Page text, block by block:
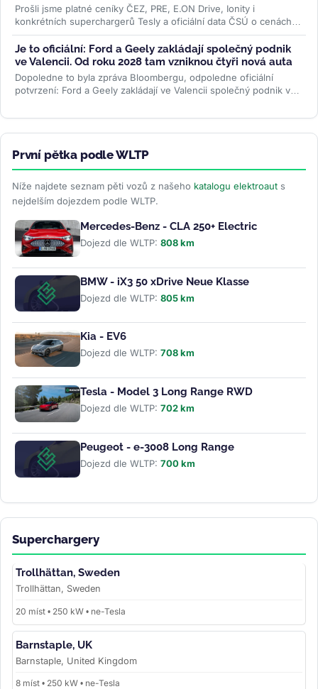
Prošli jsme platné ceníky ČEZ, PRE, E.ON Drive, Ionity i
konkrétních superchargerů Tesly a oficiální data ČSÚ o cenách
paliv. Rozdíl je...>>
Je to oficiální: Ford a Geely zakládají společný podnik
ve Valencii. Od roku 2028 tam vzniknou čtyři nová auta
Dopoledne to byla zpráva Bloombergu, odpoledne oficiální
potvrzení: Ford a Geely zakládají ve Valencii společný podnik v
První pětka podle WLTP
Níže najdete seznam pěti vozů z našeho katalogu elektroaut s
nejdelším dojezdem podle WLTP.
Mercedes-Benz - CLA 250+ Electric
Dojezd dle WLTP: 808 km
BMW - iX3 50 xDrive Neue Klasse
Dojezd dle WLTP: 805 km
Kia - EV6
Dojezd dle WLTP: 708 km
Tesla - Model 3 Long Range RWD
Dojezd dle WLTP: 702 km
Peugeot - e-3008 Long Range
Dojezd dle WLTP: 700 km
Superchargery
Trollhättan, Sweden
Trollhättan, Sweden
20 míst • 250 kW • ne-Tesla
Barnstaple, UK
Barnstaple, United Kingdom
8 míst • 250 kW • ne-Tesla